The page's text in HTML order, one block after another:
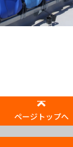
ページトップへ